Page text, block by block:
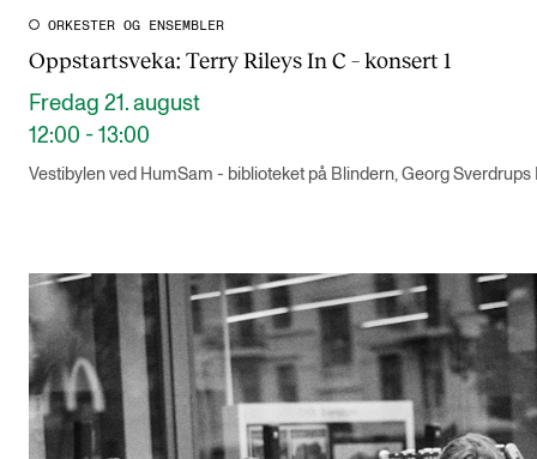
IN.TUNE
Nyheter og historier
Ledige stillinger
INFO
ORKESTER OG ENSEMBLER
Oppstartsveka: Terry Rileys In C – konsert 1
Fredag 21. august
12:00 - 13:00
Vestibylen ved HumSam - biblioteket på Blindern, Georg Sverdrups